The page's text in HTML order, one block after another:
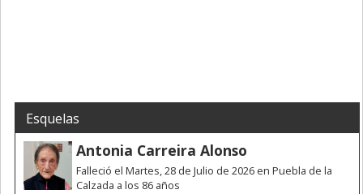
Esquelas
Antonia Carreira Alonso
Falleció el Martes, 28 de Julio de 2026 en Puebla de la
Calzada a los 86 años